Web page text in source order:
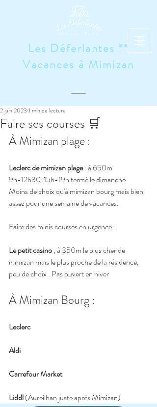
Les Déferlantes **
Vacances à Mimizan
Faire ses courses 🛒
2 juin 2023 1 min de lecture
À Mimizan plage :
Leclerc de mimizan plage : à 650m
9h-12h30  15h-19h fermé le dimanche
Moins de choix qu'à mimizan bourg mais bien
assez pour une semaine de vacances.
Faire des minis courses en urgence :
Le petit casino , à 350m le plus cher de
mimizan mais le plus proche de la résidence,
peu de choix . Pas ouvert en hiver
À Mimizan Bourg :
Leclerc
Aldi
Carrefour Market
Liddl (Aureilhan juste après Mimizan)